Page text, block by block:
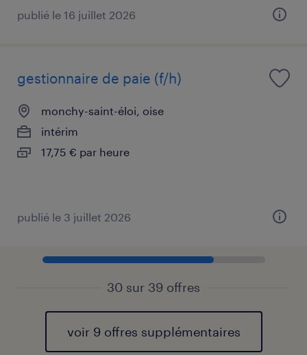
publié le 16 juillet 2026
gestionnaire de paie (f/h)
monchy-saint-éloi, oise
intérim
17,75 € par heure
publié le 3 juillet 2026
30 sur 39 offres
voir 9 offres supplémentaires